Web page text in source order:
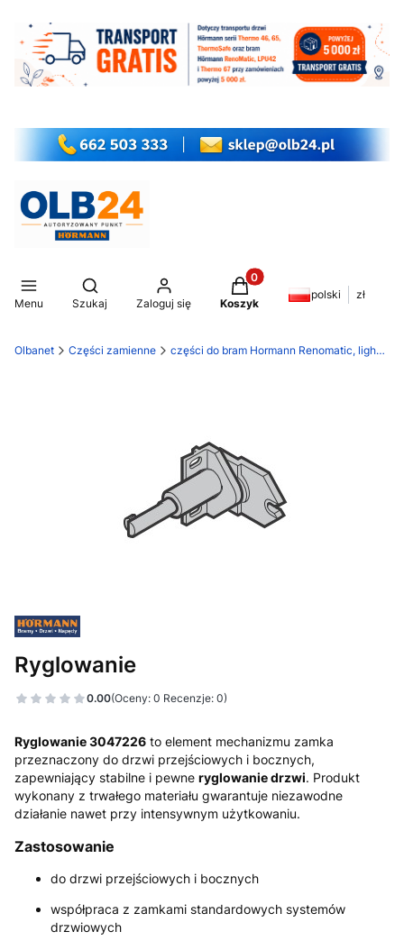
Menu
Otwórz wyszukiwarkę
Szukaj Zaloguj się
Produkty w koszyku: 0.
Koszyk
polski zł
Olbanet Części zamienne części do bram Hormann Renomatic, light EcoStar
Ryglowanie
0.00(Oceny: 0 Recenzje: 0)
Ryglowanie 3047226 to element mechanizmu zamka
przeznaczony do drzwi przejściowych i bocznych,
zapewniający stabilne i pewne ryglowanie drzwi. Produkt
wykonany z trwałego materiału gwarantuje niezawodne
działanie nawet przy intensywnym użytkowaniu.
Zastosowanie
do drzwi przejściowych i bocznych
współpraca z zamkami standardowych systemów
drzwiowych